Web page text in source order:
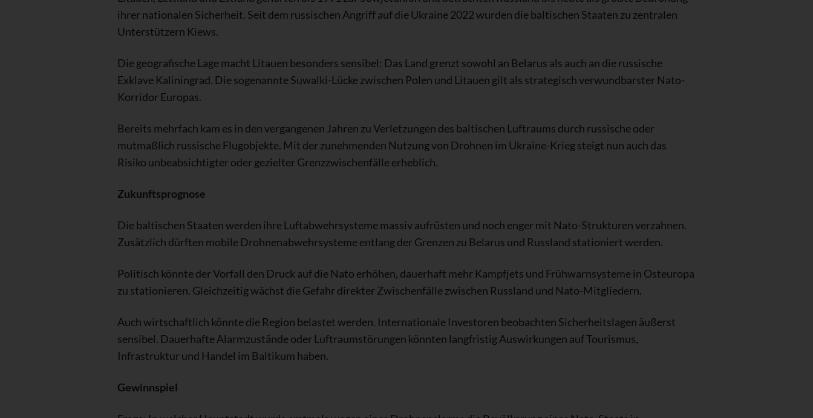
ihrer nationalen Sicherheit. Seit dem russischen Angriff auf die Ukraine 2022 wurden die baltischen Staaten zu zentralen
Unterstützern Kiews.
Die geografische Lage macht Litauen besonders sensibel: Das Land grenzt sowohl an Belarus als auch an die russische
Exklave Kaliningrad. Die sogenannte Suwalki-Lücke zwischen Polen und Litauen gilt als strategisch verwundbarster Nato-
Korridor Europas.
Bereits mehrfach kam es in den vergangenen Jahren zu Verletzungen des baltischen Luftraums durch russische oder
mutmaßlich russische Flugobjekte. Mit der zunehmenden Nutzung von Drohnen im Ukraine-Krieg steigt nun auch das
Risiko unbeabsichtigter oder gezielter Grenzzwischenfälle erheblich.
Zukunftsprognose
Die baltischen Staaten werden ihre Luftabwehrsysteme massiv aufrüsten und noch enger mit Nato-Strukturen verzahnen.
Zusätzlich dürften mobile Drohnenabwehrsysteme entlang der Grenzen zu Belarus und Russland stationiert werden.
Politisch könnte der Vorfall den Druck auf die Nato erhöhen, dauerhaft mehr Kampfjets und Frühwarnsysteme in Osteuropa
zu stationieren. Gleichzeitig wächst die Gefahr direkter Zwischenfälle zwischen Russland und Nato-Mitgliedern.
Auch wirtschaftlich könnte die Region belastet werden. Internationale Investoren beobachten Sicherheitslagen äußerst
sensibel. Dauerhafte Alarmzustände oder Luftraumstörungen könnten langfristig Auswirkungen auf Tourismus,
Infrastruktur und Handel im Baltikum haben.
Gewinnspiel